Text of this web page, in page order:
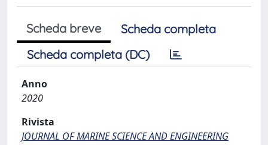
Scheda breve
Scheda completa
Scheda completa (DC)
Anno
2020
Rivista
JOURNAL OF MARINE SCIENCE AND ENGINEERING